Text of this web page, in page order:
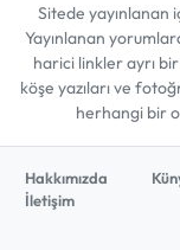
Sitede yayınlanan
Yayınlanan
harici linkler ayrı
köşe yazıları ve
herhangi bir
Hakkımızda
İletişim